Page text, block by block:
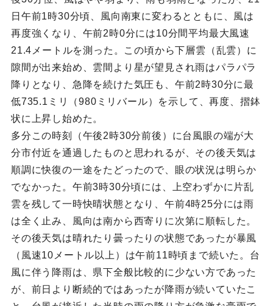
日午前1時30分頃、風向南東に変わるとともに、風は
再度強くなり、午前2時0分には10分間平均最大風速
21.4メートルを測った。この頃から下層雲（乱雲）に
隙間が出来始め、雲間より星が望見され雨はパラパラ
降りとなり、急降を続けた気圧も、午前2時30分に最
低735.1ミリ（980ミリバール）を示して、再度、摺鉢
状に上昇し始めた。
多分この時刻（午後2時30分前後）に台風眼の端が大
分市付近を通過したものと思われるが、その後天気は
順調に快復の一途をたどったので、眼の状況は明らか
でなかった。午前3時30分頃には、上空わずかに片乱
雲を残して一時快晴状態となり、午前4時25分には雨
は全く止み、風向は南から西寄りに次第に順転した。
その後天気は晴れたり曇ったりの状態であったが暴風
（風速10メートル以上）は午前11時頃まで続いた。台
風に伴う降雨は、県下全般比較的に少ない方であった
が、前日より断続的ではあったが降雨が続いていたこ